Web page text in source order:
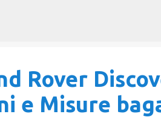
Rover
e Misure